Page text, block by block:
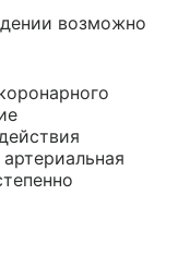
возможно